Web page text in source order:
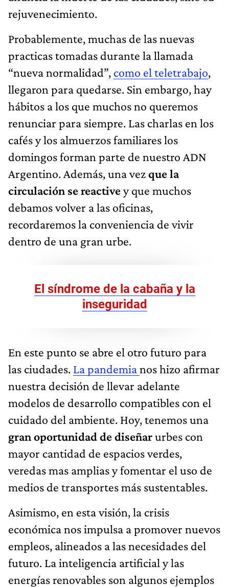
rejuvenecimiento.
Probablemente, muchas de las nuevas
practicas tomadas durante la llamada
“nueva normalidad”, como el teletrabajo,
llegaron para quedarse. Sin embargo, hay
hábitos a los que muchos no queremos
renunciar para siempre. Las charlas en los
cafés y los almuerzos familiares los
domingos forman parte de nuestro ADN
Argentino. Además, una vez que la
circulación se reactivey que muchos
debamos volver a las oficinas,
recordaremos la conveniencia de vivir
dentro de una gran urbe.
El síndrome de la cabaña y la
inseguridad
En este punto se abre el otro futuro para
las ciudades. La pandemianos hizo afirmar
nuestra decisión de llevar adelante
modelos de desarrollo compatibles con el
cuidado del ambiente. Hoy, tenemos una
gran oportunidad de diseñarurbes con
mayor cantidad de espacios verdes,
veredas mas amplias y fomentar el uso de
medios de transportes más sustentables.
Asimismo, en esta visión, la crisis
económica nos impulsa a promover nuevos
empleos, alineados a las necesidades del
futuro. La inteligencia artificial y las
energías renovables son algunos ejemplos